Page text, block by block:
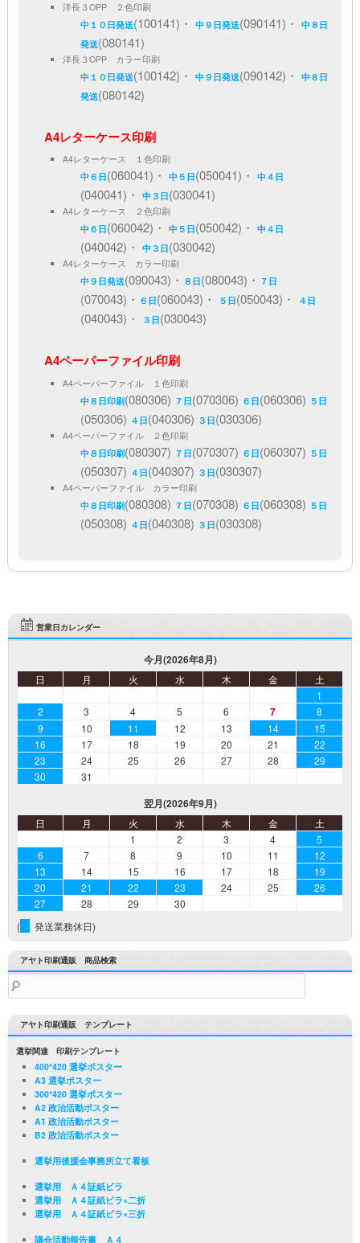
洋長３OPP ２色印刷
中１０日発送(100141)・中９日発送(090141)・中８日
発送(080141)
洋長３OPP カラー印刷
中１０日発送(100142)・中９日発送(090142)・中８日
発送(080142)
A4レターケース印刷
A4レターケース １色印刷
中６日(060041)・中５日(050041)・中４日
(040041)・中３日(030041)
A4レターケース ２色印刷
中６日(060042)・中５日(050042)・中４日
(040042)・中３日(030042)
A4レターケース カラー印刷
中９日発送(090043)・ ８日(080043)・ ７日
(070043)・ ６日(060043)・ ５日(050043)・ ４日
(040043)・ ３日(030043)
A4ペーパーファイル印刷
A4ペーパーファイル １色印刷
中８日印刷(080306) ７日(070306) ６日(060306) ５日
(050306) ４日(040306) ３日(030306)
A4ペーパーファイル ２色印刷
中８日印刷(080307) ７日(070307) ６日(060307) ５日
(050307) ４日(040307) ３日(030307)
A4ペーパーファイル カラー印刷
中８日印刷(080308) ７日(070308) ６日(060308) ５日
(050308) ４日(040308) ３日(030308)
営業日カレンダー
今月(2026年8月)
日 月 火 水 木 金
土
1
2
3 4 5 6 7
8
9
10 11 12 13 14
15
16
17 18 19 20 21
22
23
24 25 26 27 28
29
30
31
翌月(2026年9月)
日 月 火 水 木 金
土
1
2 3 4
5
6
7 8 9 10 11
12
13
14 15 16 17 18
19
20
21 22 23 24 25
26
27
28 29
30
(
発送業務休日)
アヤト印刷通販 商品検索
検
索:
アヤト印刷通販 テンプレート
選挙関連 印刷テンプレート
400*420 選挙ポスター
A3 選挙ポスター
300*420 選挙ポスター
A2 政治活動ポスター
A1 政治活動ポスター
B2 政治活動ポスター
選挙用後援会事務所立て看板
選挙用 Ａ４証紙ビラ
選挙用 Ａ４証紙ビラ×二折
選挙用 Ａ４証紙ビラ×三折
議会活動報告書 Ａ４